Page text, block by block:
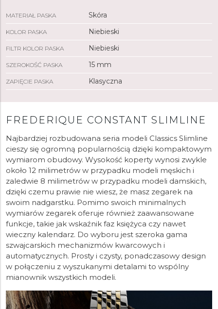
MATERIAŁ PASKA Skóra
KOLOR PASKA Niebieski
FILTR KOLOR PASKA Niebieski
SZEROKOŚĆ PASKA 15 mm
ZAPIĘCIE PASKA Klasyczna
FREDERIQUE CONSTANT SLIMLINE
Najbardziej rozbudowana seria modeli Classics Slimline
cieszy się ogromną popularnością dzięki kompaktowym
wymiarom obudowy. Wysokość koperty wynosi zwykle
około 12 milimetrów w przypadku modeli męskich i
zaledwie 8 milimetrów w przypadku modeli damskich,
dzięki czemu prawie nie wiesz, że masz zegarek na
swoim nadgarstku. Pomimo swoich minimalnych
wymiarów zegarek oferuje również zaawansowane
funkcje, takie jak wskaźnik faz księżyca czy nawet
wieczny kalendarz. Do wyboru jest szeroka gama
szwajcarskich mechanizmów kwarcowych i
automatycznych. Prosty i czysty, ponadczasowy design
w połączeniu z wyszukanymi detalami to wspólny
mianownik wszystkich modeli.